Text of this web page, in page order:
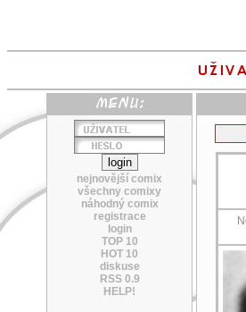
nejnovější comix
všechny comixy
náhodný comix
registrace
login
TOP 10
HOT 10
diskuse
RSS 0.9
HELP!